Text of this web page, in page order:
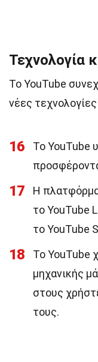
Τεχνολογία
Το YouTube
νέες τεχνολογίες
16
Το YouTube
17
Η πλατφόρμα
το YouTube
το YouTube
18
Το YouTube
μηχανικής
στους
τους.